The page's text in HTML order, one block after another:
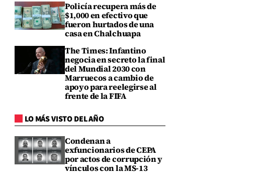
Policía recupera más de
$1,000 en efectivo que
fueron hurtados de una
casa en Chalchuapa
The Times: Infantino
negocia en secreto la final
del Mundial 2030 con
Marruecos a cambio de
apoyo para reelegirse al
frente de la FIFA
LO MÁS VISTO DEL AÑO
Condenan a
exfuncionarios de CEPA
por actos de corrupción y
vínculos con la MS-13